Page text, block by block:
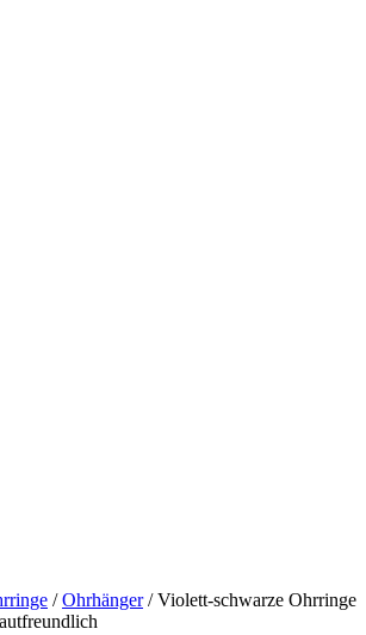
/Ohrhänger/ Violett-schwarze Ohrringe